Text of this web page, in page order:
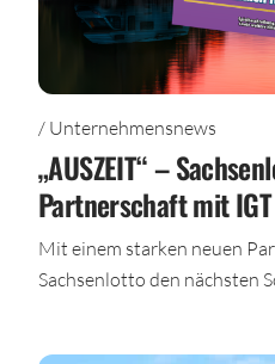
/ Unternehmensnews
„AUSZEIT“ –
Partnerschaft mit IGT
Mit einem starken neuen
Sachsenlotto den nächsten